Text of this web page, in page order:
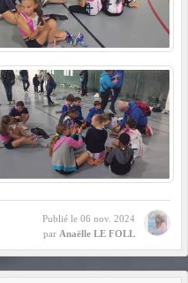
Publié le 06 nov. 2024
par Anaëlle LE FOLL